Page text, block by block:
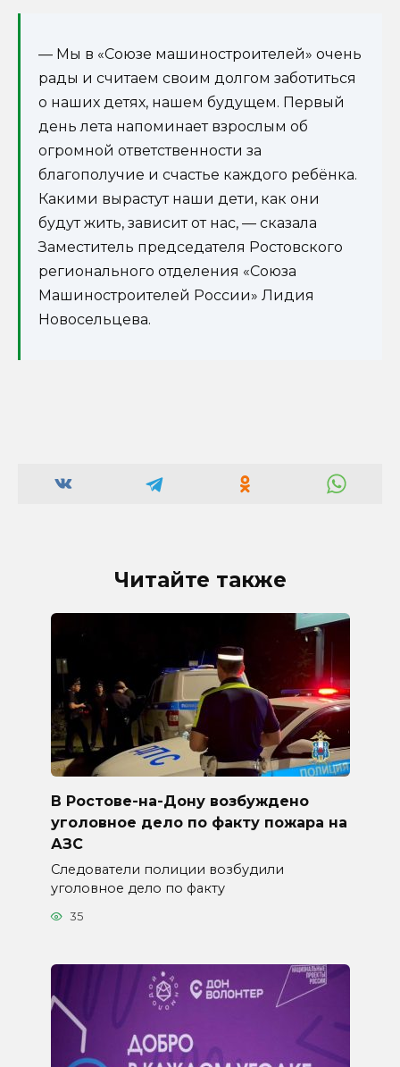
— Мы в «Союзе машиностроителей» очень
рады и считаем своим долгом заботиться
о наших детях, нашем будущем. Первый
день лета напоминает взрослым об
огромной ответственности за
благополучие и счастье каждого ребёнка.
Какими вырастут наши дети, как они
будут жить, зависит от нас, — сказала
Заместитель председателя Ростовского
регионального отделения «Союза
Машиностроителей России» Лидия
Новосельцева.
Читайте также
В Ростове-на-Дону возбуждено
уголовное дело по факту пожара на
АЗС
Следователи полиции возбудили
уголовное дело по факту
35